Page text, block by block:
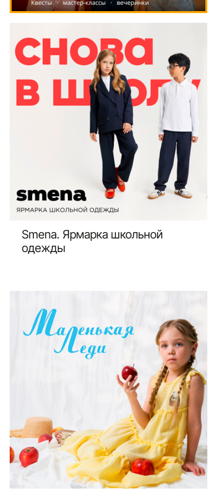
Smena. Ярмарка школьной
одежды